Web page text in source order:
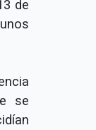
de
se